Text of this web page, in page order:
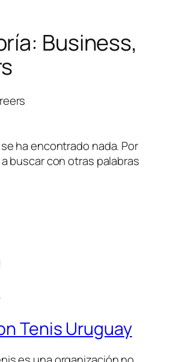
Business,
ha encontrado nada. Por
buscar con otras palabras
Tenis Uruguay